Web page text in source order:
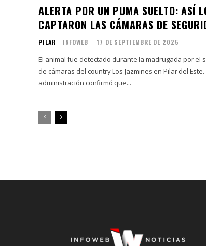
ALERTA POR UN PUMA SUELTO: ASÍ
CAPTARON LAS CÁMARAS DE
PILAR INFOWEB - 17 DE SEPTIEMBRE DE 2025
El animal fue detectado durante la madrugada por el
de cámaras del country Los Jazmines en Pilar del Este.
administración confirmó que...